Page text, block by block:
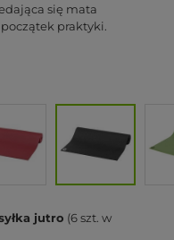
się mata
praktyki.
jutro (6 szt. w